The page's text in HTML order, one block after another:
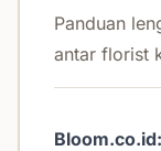
Panduan
antar florist